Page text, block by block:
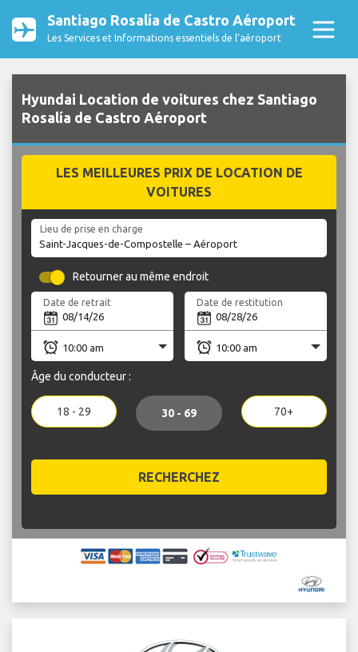
Santiago Rosalía de Castro Aéroport
Les Services et Informations essentiels de l’aéroport
Hyundai Location de voitures chez Santiago
Rosalía de Castro Aéroport
LES MEILLEURES PRIX DE LOCATION DE
VOITURES
Lieu de prise en charge
Retourner au même endroit
Date de retrait Date de restitution
Âge du conducteur :
18 - 29 30 - 69 70+
RECHERCHEZ